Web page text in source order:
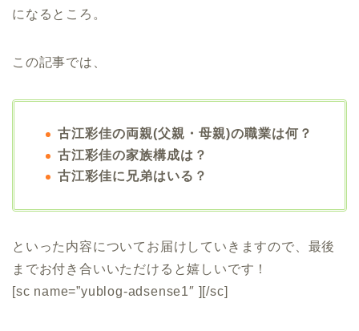
になるところ。
この記事では、
古江彩佳の両親(父親・母親)の職業は何？
古江彩佳の家族構成は？
古江彩佳に兄弟はいる？
といった内容についてお届けしていきますので、最後
までお付き合いいただけると嬉しいです！
[sc name=”yublog-adsense1″ ][/sc]